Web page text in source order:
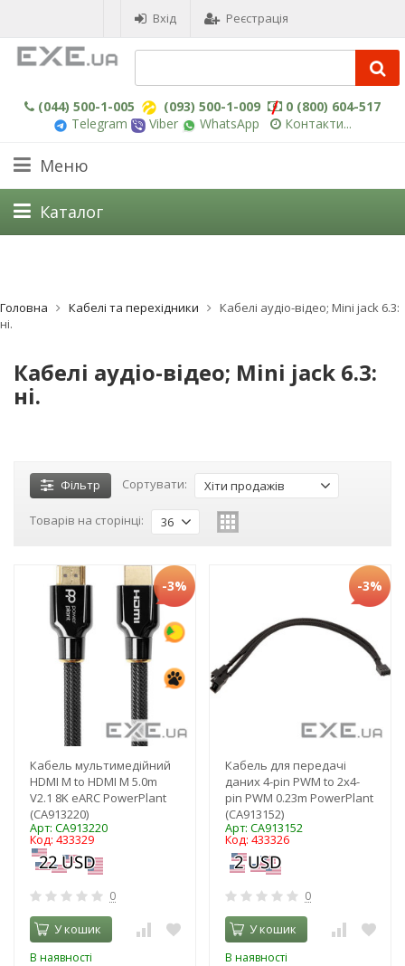
Вхід Реєстрація
(044) 500-1-005 (093) 500-1-009
0 (800) 604-517
Telegram
Viber WhatsApp Контакти...
Меню
Каталог
Головна Кабелі та перехідники
Кабелі аудіо-відео; Mini jack 6.3:
ні.
Кабелі аудіо-відео; Mini jack 6.3:
ні.
Фільтр Сортувати: Хіти продажів
Товарів на сторінці: 36
-3%
Кабель мультимедійний
HDMI M to HDMI M 5.0m
V2.1 8K eARC PowerPlant
(CA913220)
Арт: CA913220
Код: 433329
0
У кошик
В наявності
-3%
Кабель для передачі
даних 4-pin PWM to 2х4-
pin PWM 0.23m PowerPlant
(CA913152)
Арт: CA913152
Код: 433326
0
У кошик
В наявності